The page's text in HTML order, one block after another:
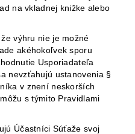
na vkladnej knižke alebo
výhru nie je možné
akéhokoľvek sporu
Usporiadateľa
nevzťahujú ustanovenia §
v znení neskorších
s týmito Pravidlami
Účastníci Súťaže svoj